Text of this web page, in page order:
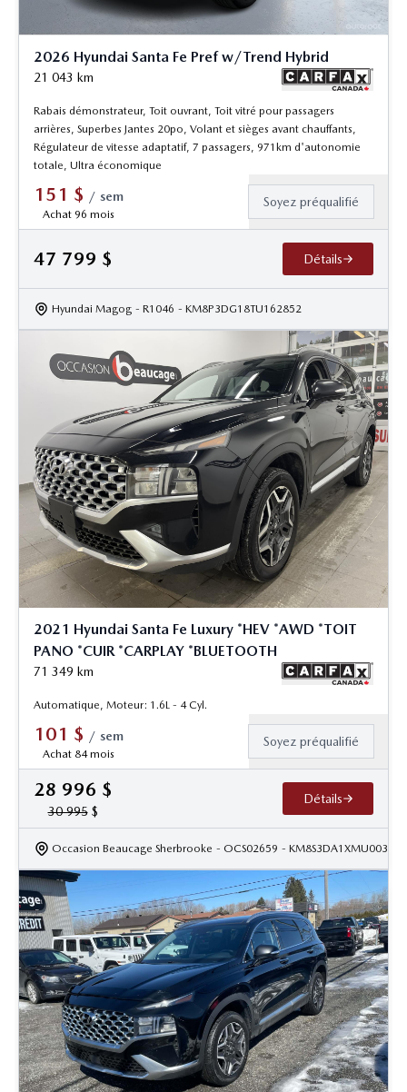
2026 Hyundai Santa Fe Pref w/Trend Hybrid
21 043 km
Rabais démonstrateur, Toit ouvrant, Toit vitré pour passagers
arrières, Superbes Jantes 20po, Volant et sièges avant chauffants,
Régulateur de vitesse adaptatif, 7 passagers, 971km d'autonomie
totale, Ultra économique
151 $ / sem
Achat 96 mois
Soyez préqualifié
47 799 $ Détails
Hyundai Magog - R1046 - KM8P3DG18TU162852
2021 Hyundai Santa Fe Luxury *HEV *AWD *TOIT
PANO *CUIR *CARPLAY *BLUETOOTH
71 349 km
Automatique, Moteur: 1.6L - 4 Cyl.
101 $ / sem
Achat 84 mois
Soyez préqualifié
28 996 $
30 995$
Détails
Occasion Beaucage Sherbrooke - OCS02659 - KM8S3DA1XMU003481